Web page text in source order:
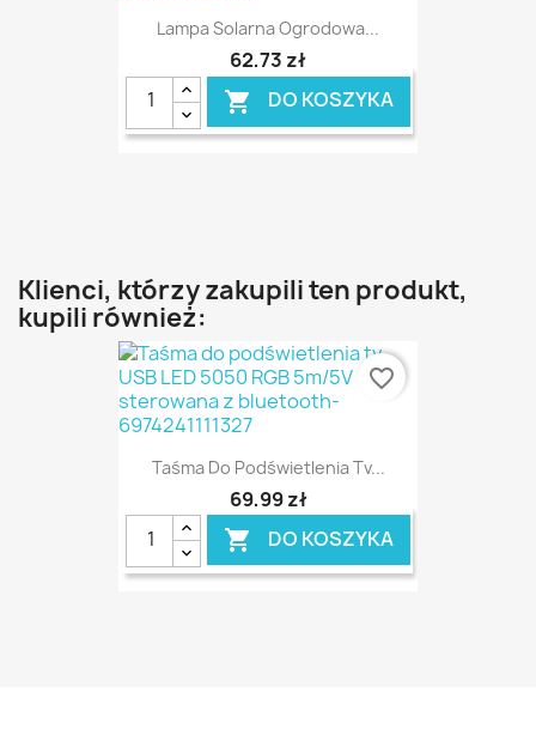
Lampa Solarna Ogrodowa...
62,73 zł
 DO KOSZYKA
Klienci, którzy zakupili ten produkt,
kupili również:
Taśma Do Podświetlenia Tv...
69,99 zł
 DO KOSZYKA
favorite_border